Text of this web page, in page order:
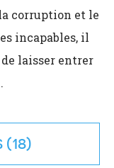
corruption et le
incapables, il
laisser entrer